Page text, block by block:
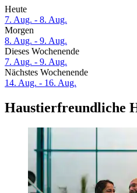
Heute
7. Aug. - 8. Aug.
Morgen
8. Aug. - 9. Aug.
Dieses Wochenende
7. Aug. - 9. Aug.
Nächstes Wochenende
14. Aug. - 16. Aug.
Haustierfreundliche